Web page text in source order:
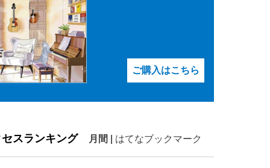
ご購入はこちら
セスランキング 月間 はてなブックマーク